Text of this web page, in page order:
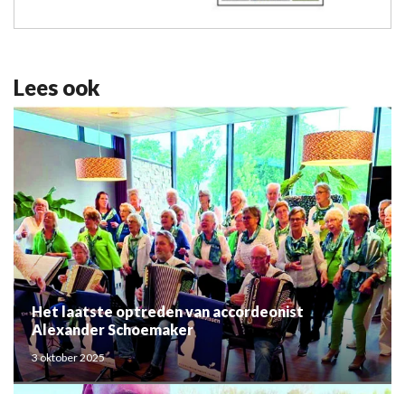
Lees ook
Het laatste optreden van accordeonist
Alexander Schoemaker
3 oktober 2025